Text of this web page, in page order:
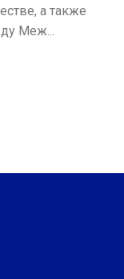
а также
Меж...